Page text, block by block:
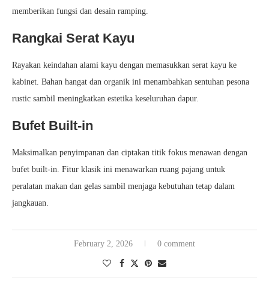
memberikan fungsi dan desain ramping.
Rangkai Serat Kayu
Rayakan keindahan alami kayu dengan memasukkan serat kayu ke
kabinet. Bahan hangat dan organik ini menambahkan sentuhan pesona
rustic sambil meningkatkan estetika keseluruhan dapur.
Bufet Built-in
Maksimalkan penyimpanan dan ciptakan titik fokus menawan dengan
bufet built-in. Fitur klasik ini menawarkan ruang pajang untuk
peralatan makan dan gelas sambil menjaga kebutuhan tetap dalam
jangkauan.
February 2, 2026 0 comment